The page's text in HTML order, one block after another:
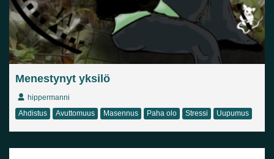
Menestynyt yksilö
hippermanni
Ahdistus
Avuttomuus Masennus Paha olo Stressi Uupumus